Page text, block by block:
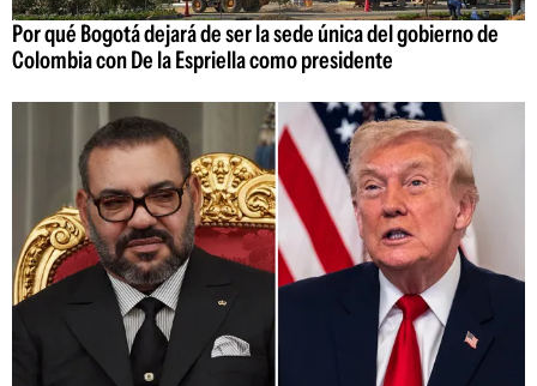
Por qué Bogotá dejará de ser la sede única del gobierno de
Colombia con De la Espriella como presidente